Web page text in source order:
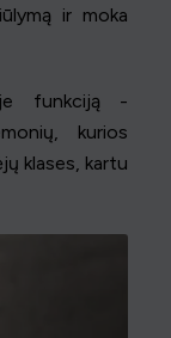
ir moka
funkciją -
kurios
klases, kartu